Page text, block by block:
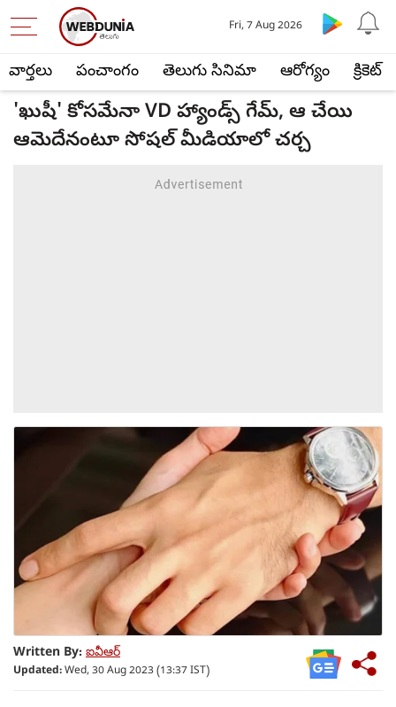
వార్తలు పంచాంగం తెలుగు సినిమా ఆరోగ్యం క్రికెట్
Fri, 7 Aug 2026
'ఖుషీ' కోసమేనా VD హ్యాండ్స్ గేమ్, ఆ చేయి
ఆమెదేనంటూ సోషల్ మీడియాలో చర్చ
Written By: ఐవీఆర్
Updated:Wed, 30 Aug 2023 (13:37 IST)